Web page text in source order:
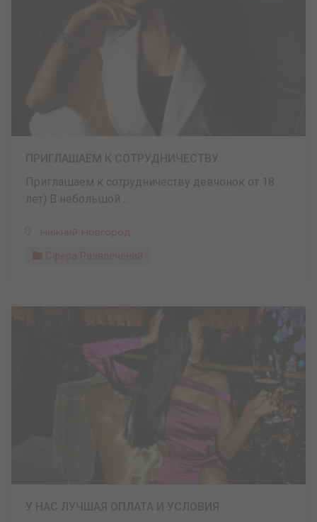
Приглашаем к сотрудничеству девчонок от 18
лет) В небольшой ...
Нижний Новгород
Сфера Развлечений